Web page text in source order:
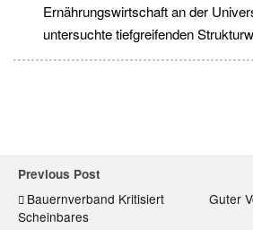
Ernährungswirtschaft an der
untersuchte tiefgreifenden
Previous Post
Bauernverband Kritisiert
Scheinbares
Guter